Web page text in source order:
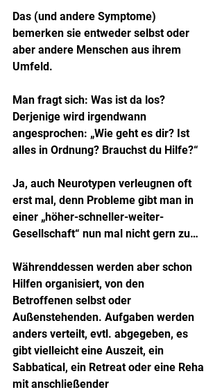
Das (und andere Symptome)
bemerken sie entweder selbst oder
aber andere Menschen aus ihrem
Umfeld.
Man fragt sich: Was ist da los?
Derjenige wird irgendwann
angesprochen: „Wie geht es dir? Ist
alles in Ordnung? Brauchst du Hilfe?“
Ja, auch Neurotypen verleugnen oft
erst mal, denn Probleme gibt man in
einer „höher-schneller-weiter-
Gesellschaft“ nun mal nicht gern zu…
Währenddessen werden aber schon
Hilfen organisiert, von den
Betroffenen selbst oder
Außenstehenden. Aufgaben werden
anders verteilt, evtl. abgegeben, es
gibt vielleicht eine Auszeit, ein
Sabbatical, ein Retreat oder eine Reha
mit anschließender